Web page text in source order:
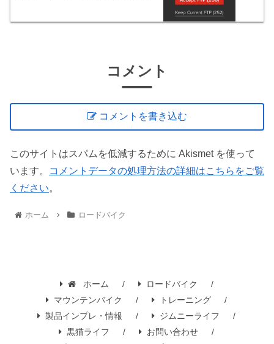
コメント
コメントを書き込む
このサイトはスパムを低減するために Akismet を使って
います。
コメントデータの処理方法の詳細はこちらをご覧
ください。
ホーム ロードバイク
ホーム
ロードバイク
マウンテンバイク
トレーニング
製品インプレ・情報
ジムニーライフ
黒猫ライフ
お問い合わせ